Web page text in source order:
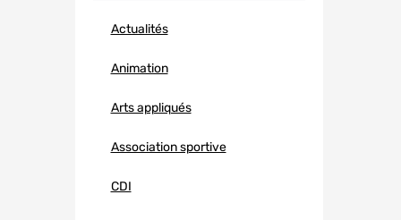
Actualités
Animation
Arts appliqués
Association sportive
CDI